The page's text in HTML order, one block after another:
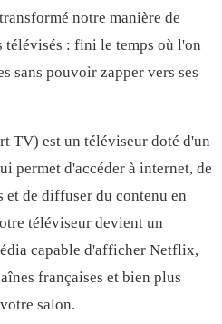
notre manière de
télévisés : fini le temps où l'on
sans pouvoir zapper vers ses
TV) est un téléviseur doté d'un
permet d'accéder à internet, de
de diffuser du contenu en
téléviseur devient un
capable d'afficher Netflix,
françaises et bien plus
salon.